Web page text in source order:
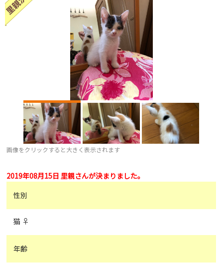
画像をクリックすると大きく表示されます
2019年08月15日 里親さんが決まりました。
性別
猫 ♀
年齢